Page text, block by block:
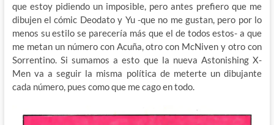
que estoy pidiendo un imposible, pero antes prefiero que me
dibujen el cómic Deodato y Yu -que no me gustan, pero por lo
menos su estilo se parecería más que el de todos estos- a que
me metan un número con Acuña, otro con McNiven y otro con
Sorrentino. Si sumamos a esto que la nueva Astonishing X-
Men va a seguir la misma política de meterte un dibujante
cada número, pues como que me cago en todo.